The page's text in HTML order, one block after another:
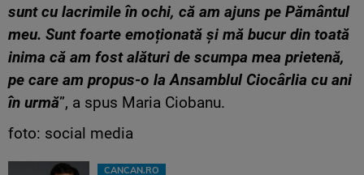
sunt cu lacrimile în ochi, că am ajuns pe Pământul
meu. Sunt foarte emoționată și mă bucur din toată
inima că am fost alături de scumpa mea prietenă,
pe care am propus-o la Ansamblul Ciocârlia cu ani
în urmă”, a spus Maria Ciobanu.
foto: social media
CANCAN.RO